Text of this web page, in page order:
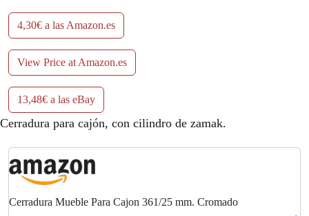
:
7
,
2
5
€
.
3
0
€
.
4,30€ a las Amazon.es
View Price at Amazon.es
13,48€ a las eBay
Cerradura para cajón, con cilindro de zamak.
Cerradura Mueble Para Cajon 361/25 mm. Cromado